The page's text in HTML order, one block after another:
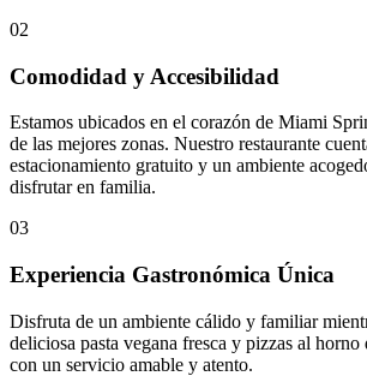
02
Comodidad y Accesibilidad
Estamos ubicados en el corazón de Miami
de las mejores zonas. Nuestro restaurante
estacionamiento gratuito y un ambiente
disfrutar en familia.
03
Experiencia Gastronómica Única
Disfruta de un ambiente cálido y familiar
deliciosa pasta vegana fresca y pizzas al
con un servicio amable y atento.